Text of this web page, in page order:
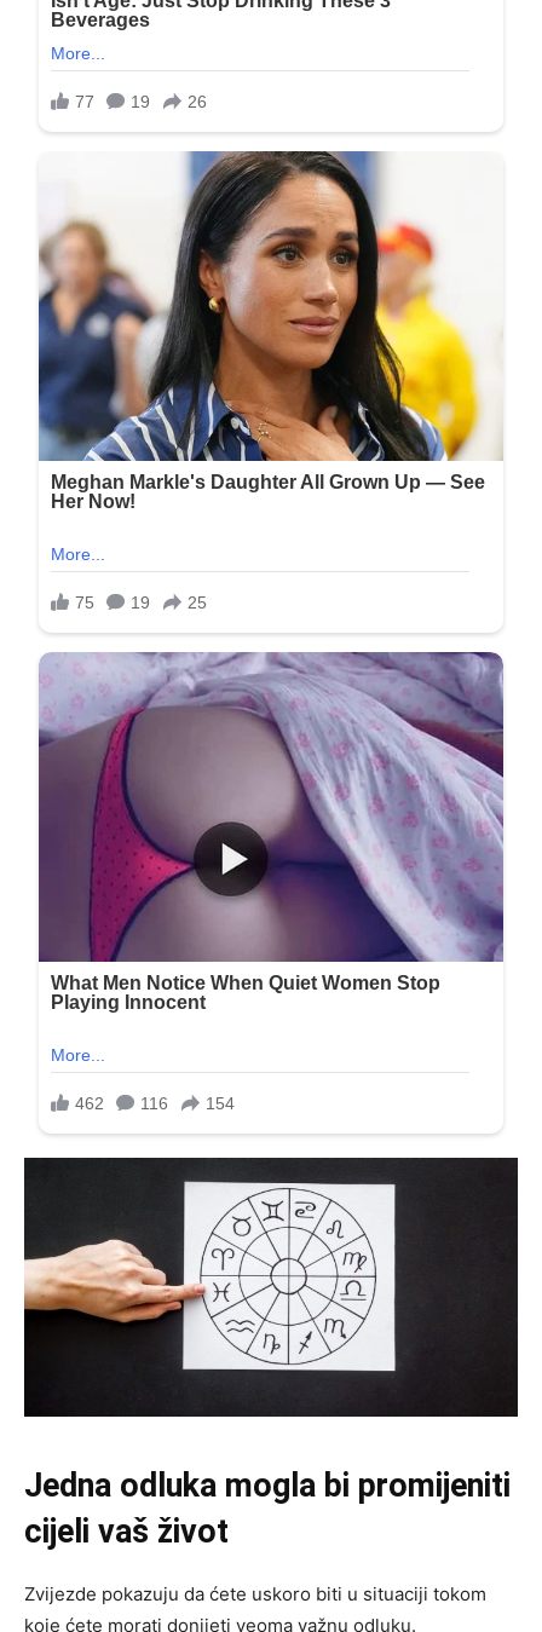
Jedna odluka mogla bi promijeniti
cijeli vaš život
Zvijezde pokazuju da ćete uskoro biti u situaciji tokom
koje ćete morati donijeti veoma važnu odluku.